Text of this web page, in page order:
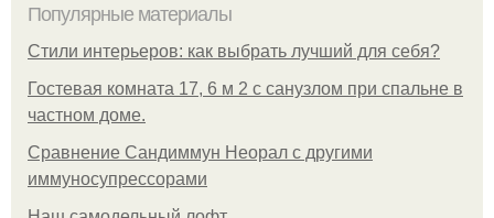
Популярные материалы
Стили интерьеров: как выбрать лучший для себя?
Гостевая комната 17, 6 м 2 с санузлом при спальне в
частном доме.
Сравнение Сандиммун Неорал с другими
иммуносупрессорами